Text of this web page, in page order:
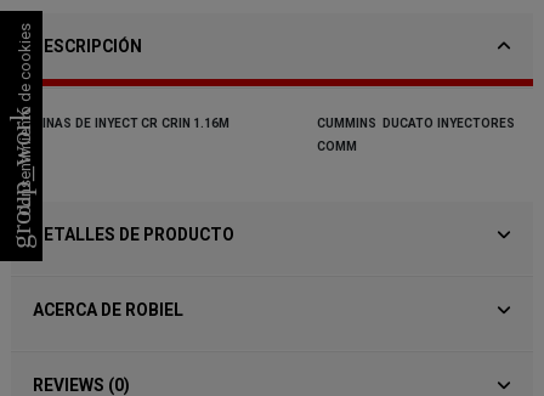
DESCRIPCIÓN
LAINAS DE INYECTCR CRIN 1.16M CUMMINS DUCATO
INYECTORES
COMM
DETALLES DE PRODUCTO
ACERCA DE ROBIEL
REVIEWS (0)
group_work
Consentimiento de cookies